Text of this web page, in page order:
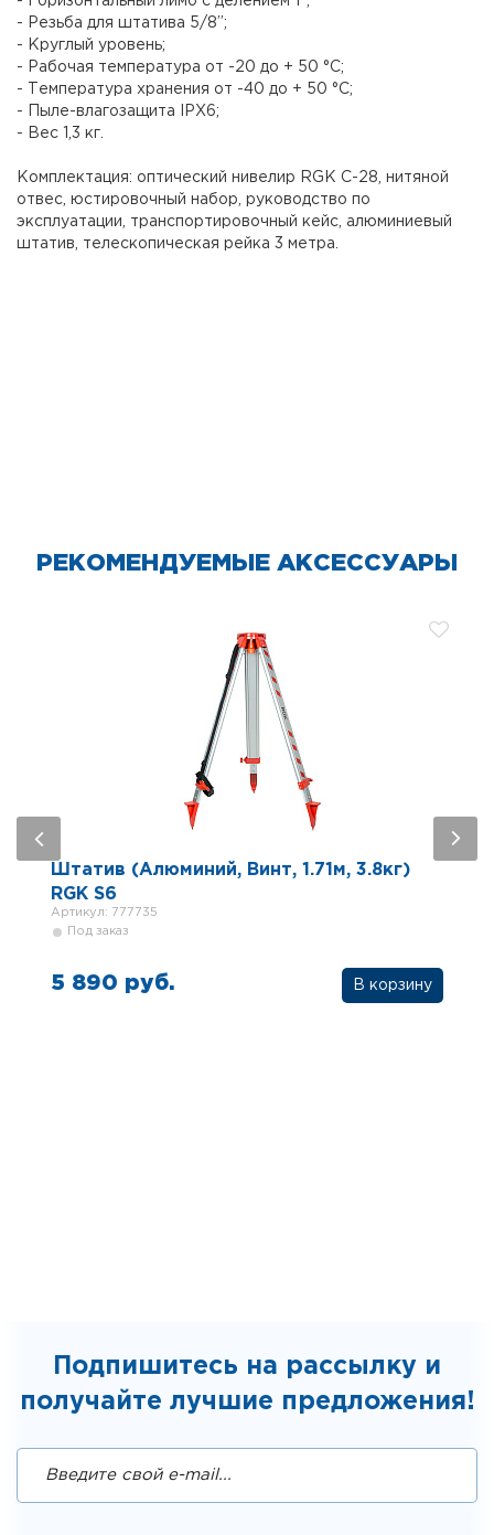
- Резьба для штатива 5/8”;
- Круглый уровень;
- Рабочая температура от -20 до + 50 °C;
- Температура хранения от -40 до + 50 °C;
- Пыле-влагозащита IPX6;
- Вес 1,3 кг.
Комплектация: оптический нивелир RGK C-28, нитяной
отвес, юстировочный набор, руководство по
эксплуатации, транспортировочный кейс, алюминиевый
штатив, телескопическая рейка 3 метра.
РЕКОМЕНДУЕМЫЕ АКСЕССУАРЫ
Штатив (Алюминий, Винт, 1.71м, 3.8кг)
RGK S6
Под заказ
Артикул: 777735
5 890 руб. В корзину
Подпишитесь на рассылку и
получайте лучшие предложения!